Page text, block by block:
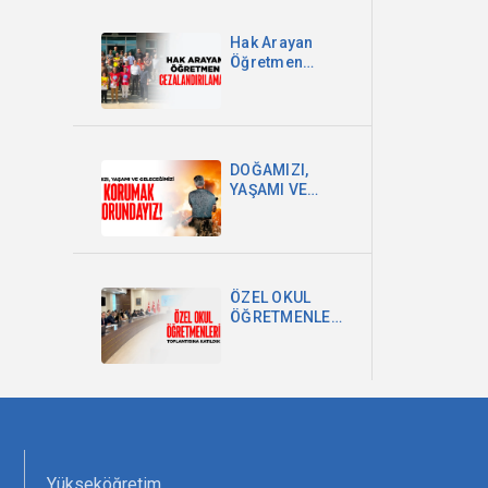
Hak Arayan
Öğretmen
DOĞAMIZI,
YAŞAMI VE
ÖZEL OKUL
ÖĞRETMENLERİ